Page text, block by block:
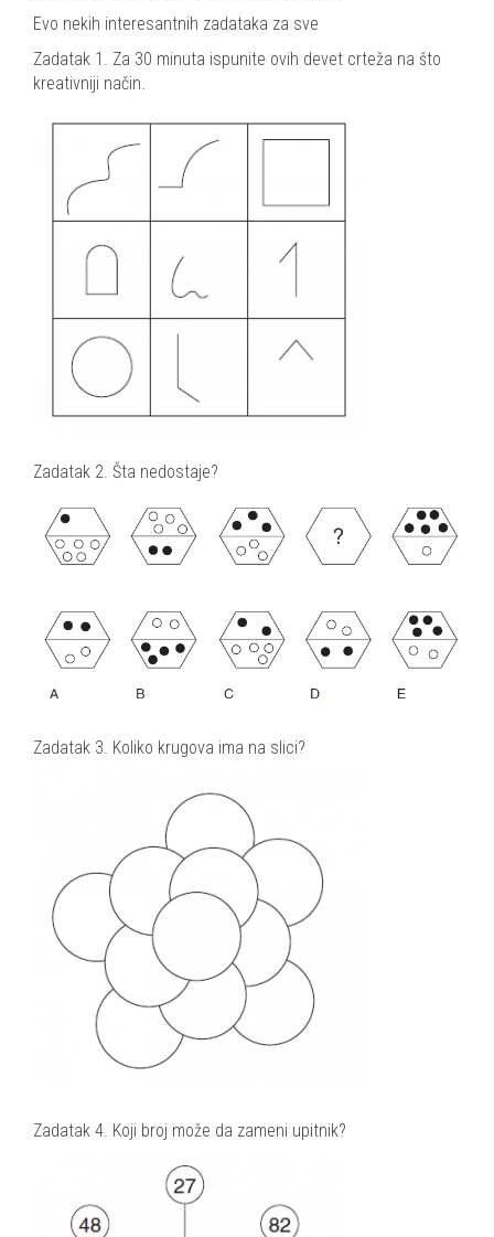
Evo nekih interesantnih zadataka za sve
Zadatak 1. Za 30 minuta ispunite ovih devet crteža na što
kreativniji način.
Zadatak 2. Šta nedostaje?
Zadatak 3. Koliko krugova ima na slici?
Zadatak 4. Koji broj može da zameni upitnik?